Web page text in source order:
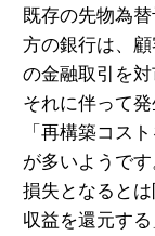
既存の先物為
方の銀行は、
の金融取引を対
それに伴って
「再構築コス
が多いようで
損失となると
収益を還元す